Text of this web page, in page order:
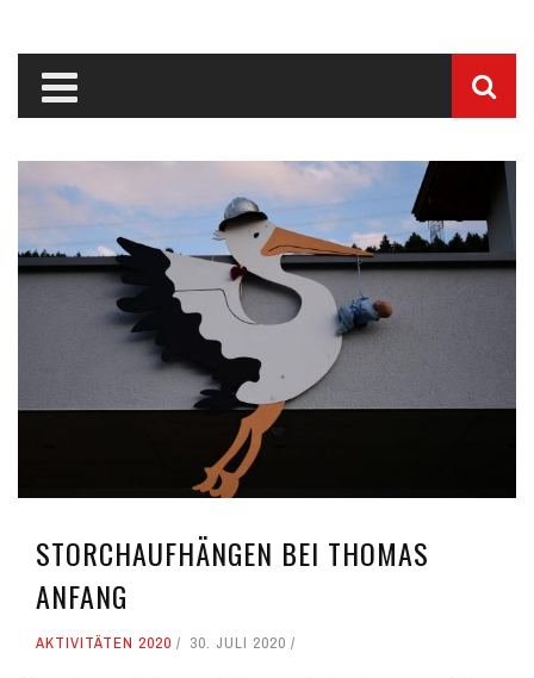
STORCHAUFHÄNGEN BEI THOMAS
ANFANG
AKTIVITÄTEN 2020 30. JULI 2020